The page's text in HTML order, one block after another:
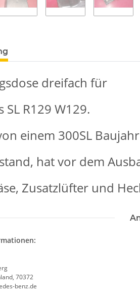
dreifach für
SL R129 W129.
einem 300SL
hat vor dem
Zusatzlüfter und
70372
benz.de